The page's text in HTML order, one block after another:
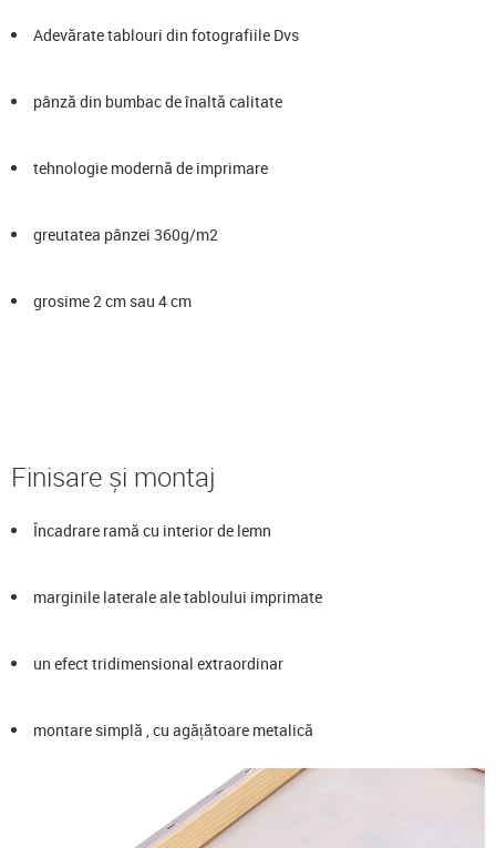
Adevărate tablouri din fotografiile Dvs
pânză din bumbac de înaltă calitate
tehnologie modernă de imprimare
greutatea pânzei 360g/m2
grosime 2 cm sau 4 cm
Finisare și montaj
Încadrare ramă cu interior de lemn
marginile laterale ale tabloului imprimate
un efect tridimensional extraordinar
montare simplă , cu agățătoare metalică